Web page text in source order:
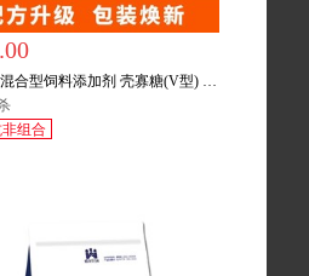
合型饲料添加剂 壳寡糖(V型) 3
组合